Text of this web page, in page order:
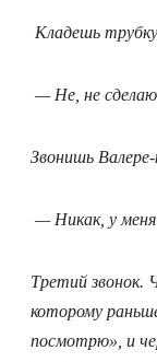
Кладешь
— Не, не
Звонишь
— Никак, у
Третий звонок.
которому
посмотрю», и